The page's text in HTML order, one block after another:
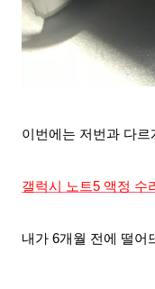
이번에는 저번과 다르
갤럭시 노트5 액정 수
내가 6개월 전에 떨어